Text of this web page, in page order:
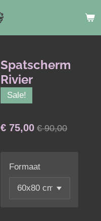
Spatscherm
Rivier
Sale!
€ 75,00 € 90,00
Formaat